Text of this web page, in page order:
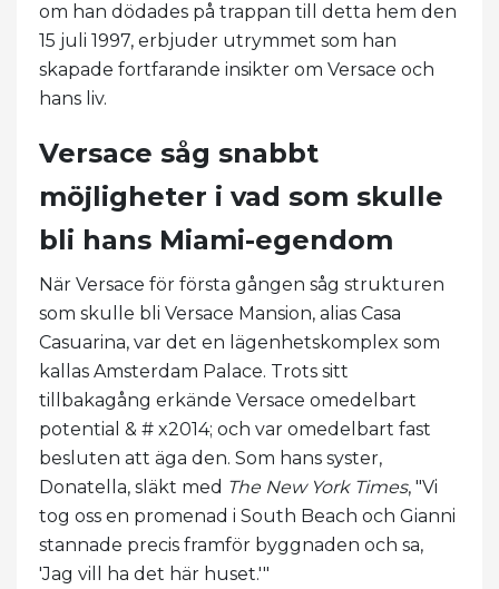
om han dödades på trappan till detta hem den
15 juli 1997, erbjuder utrymmet som han
skapade fortfarande insikter om Versace och
hans liv.
Versace såg snabbt
möjligheter i vad som skulle
bli hans Miami-egendom
När Versace för första gången såg strukturen
som skulle bli Versace Mansion, alias Casa
Casuarina, var det en lägenhetskomplex som
kallas Amsterdam Palace. Trots sitt
tillbakagång erkände Versace omedelbart
potential & # x2014; och var omedelbart fast
besluten att äga den. Som hans syster,
Donatella, släkt med The New York Times, "Vi
tog oss en promenad i South Beach och Gianni
stannade precis framför byggnaden och sa,
'Jag vill ha det här huset.'"